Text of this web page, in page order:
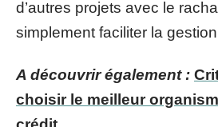
d’autres projets avec le
simplement faciliter la
A découvrir également :
choisir le meilleur